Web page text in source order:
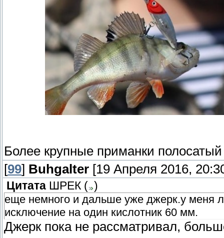
Более крупные приманки полосатый
[99] Buhgalter [19 Апреля 2016,
Цитата ШРЕК ( )
еще немного и дальше уже джерк.у меня
исключение на один кислотник 60 мм.
Джерк пока не рассматривал,